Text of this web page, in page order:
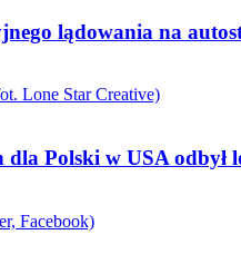
lądowania na
Polski w USA odbył